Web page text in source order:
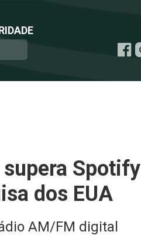
supera Spotify
dos EUA
AM/FM digital